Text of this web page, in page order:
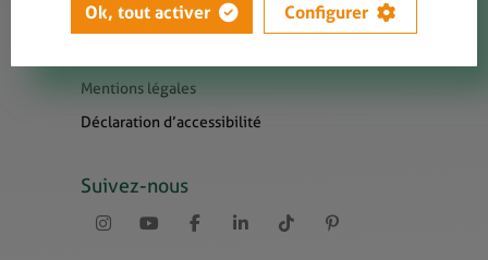
Liens utiles
Mentions légales
Déclaration d’accessibilité
Suivez-nous
Ok, tout activer Configurer